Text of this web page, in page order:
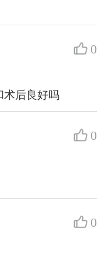
0
术后良好吗
0
0